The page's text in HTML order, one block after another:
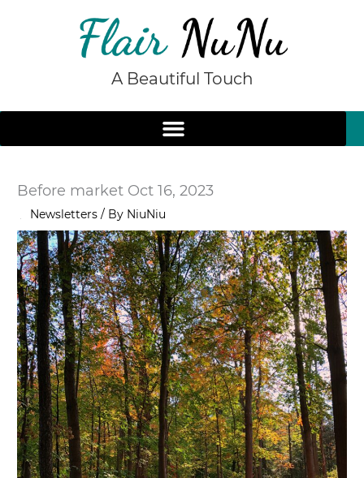
A Beautiful Touch
Before market Oct 16, 2023
Newsletters / By NiuNiu